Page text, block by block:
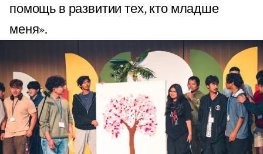
помощь в развитии тех, кто младше
меня».